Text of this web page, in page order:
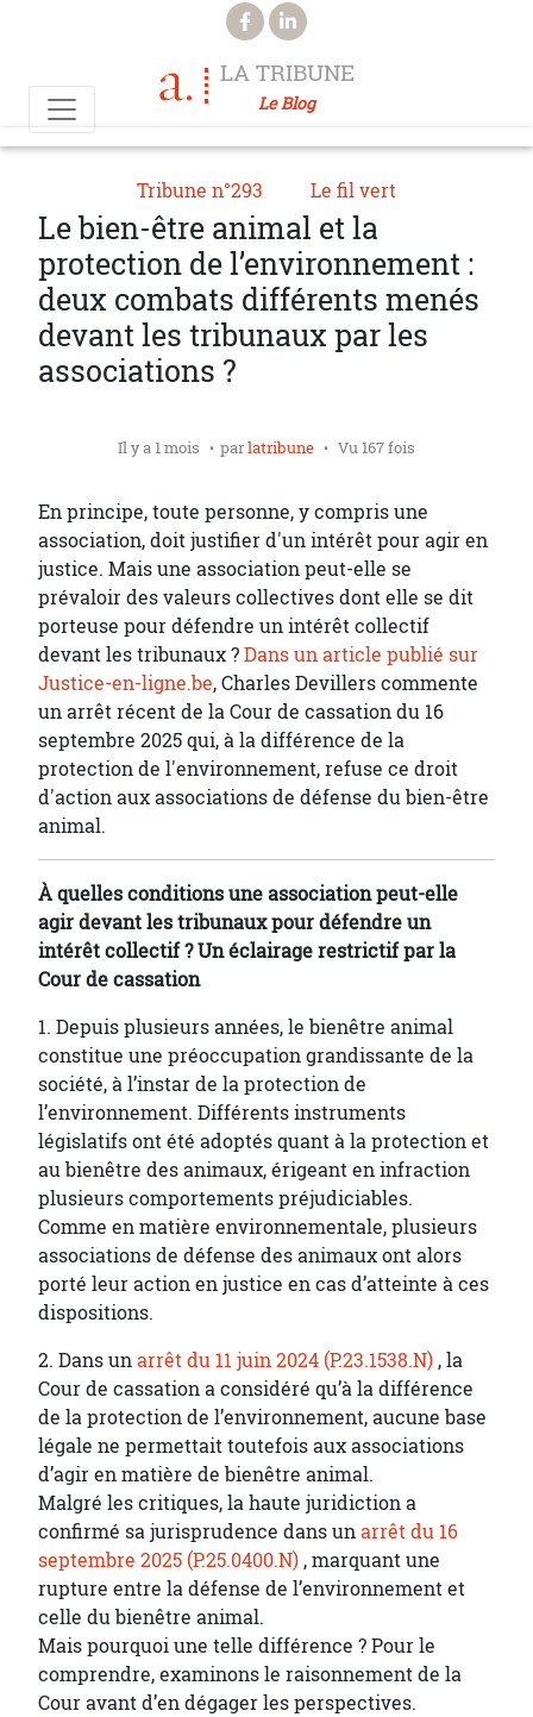
Aller au contenu principal
LA TRIBUNE
Le Blog
Tribune n°293 Le fil vert
Le bien-être animal et la
protection de l’environnement :
deux combats différents menés
devant les tribunaux par les
associations ?
Il y a 1 mois parlatribune Vu 167 fois
En principe, toute personne, y compris une
association, doit justifier d'un intérêt pour agir en
justice. Mais une association peut-elle se
prévaloir des valeurs collectives dont elle se dit
porteuse pour défendre un intérêt collectif
devant les tribunaux ?Dans un article publié sur
Justice-en-ligne.be, Charles Devillers commente
un arrêt récent de la Cour de cassation du 16
septembre 2025 qui, à la différence de la
protection de l'environnement, refuse ce droit
d'action aux associations de défense du bien-être
animal.
À quelles conditions une association peut-elle
agir devant les tribunaux pour défendre un
intérêt collectif ? Un éclairage restrictif par la
Cour de cassation
1. Depuis plusieurs années, le bienêtre animal
constitue une préoccupation grandissante de la
société, à l’instar de la protection de
l’environnement. Différents instruments
législatifs ont été adoptés quant à la protection et
au bienêtre des animaux, érigeant en infraction
plusieurs comportements préjudiciables.
Comme en matière environnementale, plusieurs
associations de défense des animaux ont alors
porté leur action en justice en cas d’atteinte à ces
dispositions.
2. Dans unarrêt du 11 juin 2024 (P.23.1538.N), la
Cour de cassation a considéré qu’à la différence
de la protection de l’environnement, aucune base
légale ne permettait toutefois aux associations
d’agir en matière de bienêtre animal.
Malgré les critiques, la haute juridiction a
confirmé sa jurisprudence dans unarrêt du 16
septembre 2025 (P.25.0400.N), marquant une
rupture entre la défense de l’environnement et
celle du bienêtre animal.
Mais pourquoi une telle différence ? Pour le
comprendre, examinons le raisonnement de la
Cour avant d’en dégager les perspectives.